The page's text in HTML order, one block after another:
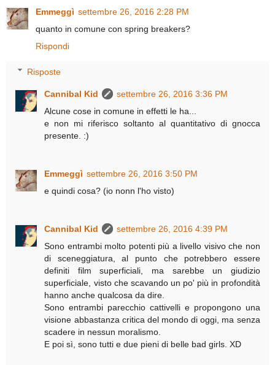
Emmeggì settembre 26, 2016 2:28 PM
quanto in comune con spring breakers?
Rispondi
Risposte
Cannibal Kid
settembre 26, 2016 3:36 PM
Alcune cose in comune in effetti le ha...
e non mi riferisco soltanto al quantitativo di gnocca
presente. :)
Emmeggì settembre 26, 2016 3:50 PM
e quindi cosa? (io nonn l'ho visto)
Cannibal Kid
settembre 26, 2016 4:39 PM
Sono entrambi molto potenti più a livello visivo che non
di sceneggiatura, al punto che potrebbero essere
definiti film superficiali, ma sarebbe un giudizio
superficiale, visto che scavando un po' più in profondità
hanno anche qualcosa da dire.
Sono entrambi parecchio cattivelli e propongono una
visione abbastanza critica del mondo di oggi, ma senza
scadere in nessun moralismo.
E poi sì, sono tutti e due pieni di belle bad girls. XD